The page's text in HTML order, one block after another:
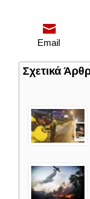
Email
Σχετικά